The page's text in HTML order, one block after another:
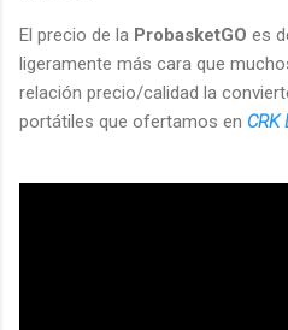
El precio de la ProbasketGO es
ligeramente más cara que
relación precio/calidad la
portátiles que ofertamos en CRK